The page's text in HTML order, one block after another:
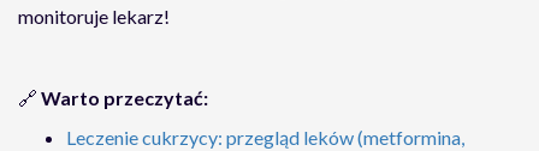
monitoruje lekarz!
🔗 Warto przeczytać:
Leczenie cukrzycy: przegląd leków (metformina,